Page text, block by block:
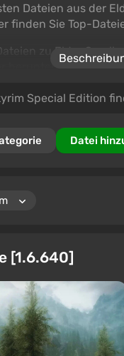
Dateien aus der
finden Sie Top-
zu Elder
heruntergeladenen
Datei
[1.6.640]